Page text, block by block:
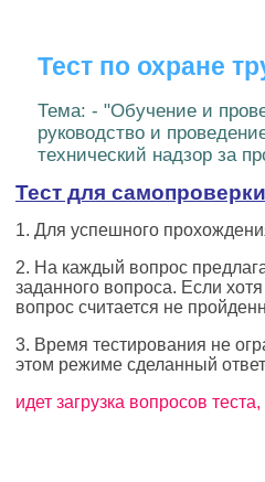
Тест по охране
Тема: - "Обучение и
руководство и
технический надзор за
Тест для
1. Для успешного
2. На каждый вопрос
заданного вопроса. Если
вопрос считается не
3. Время тестирования не
этом режиме сделанный
идет загрузка вопросов